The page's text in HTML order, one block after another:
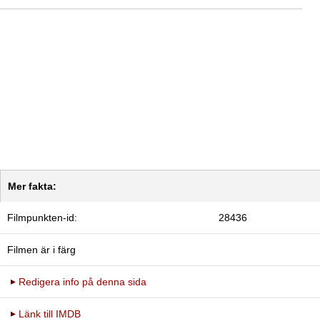
Mer fakta:
Filmpunkten-id: 28436
Filmen är i färg
Redigera info på denna sida
Länk till IMDB